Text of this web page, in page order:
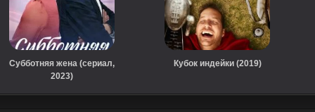
Субботняя жена (сериал,
2023)
Кубок индейки (2019)